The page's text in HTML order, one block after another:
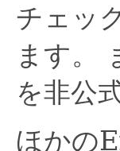
チェッ
ます。
を非公
ほかの